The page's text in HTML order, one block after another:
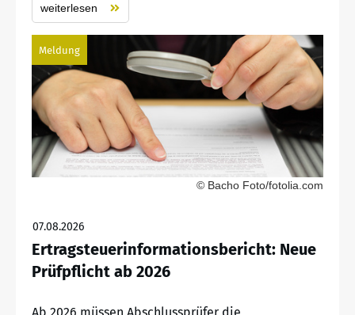
weiterlesen
Meldung
© Bacho Foto/fotolia.com
07.08.2026
Ertragsteuerinformationsbericht: Neue
Prüfpflicht ab 2026